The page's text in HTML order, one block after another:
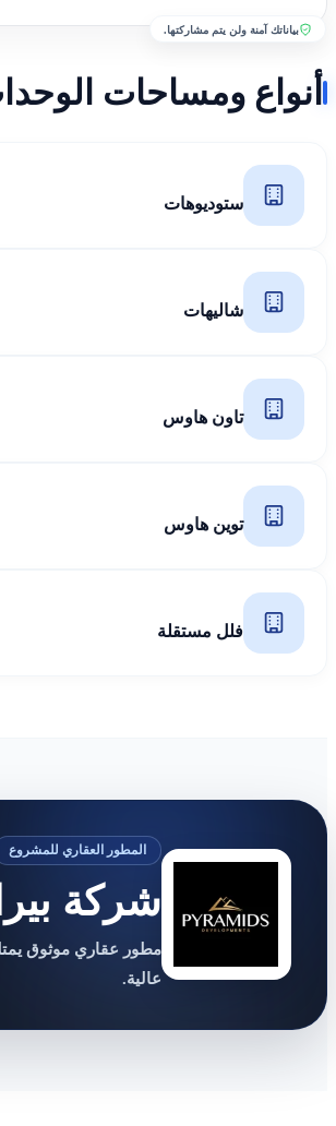
بياناتك آمنة ولن يتم مشاركتها.
أنواع ومساحات
ستوديوهات
شاليهات
تاون هاوس
توين هاوس
فلل مستقلة
المطور العقاري للمشروع
شركة
مطور عقاري موثوق
عالية.